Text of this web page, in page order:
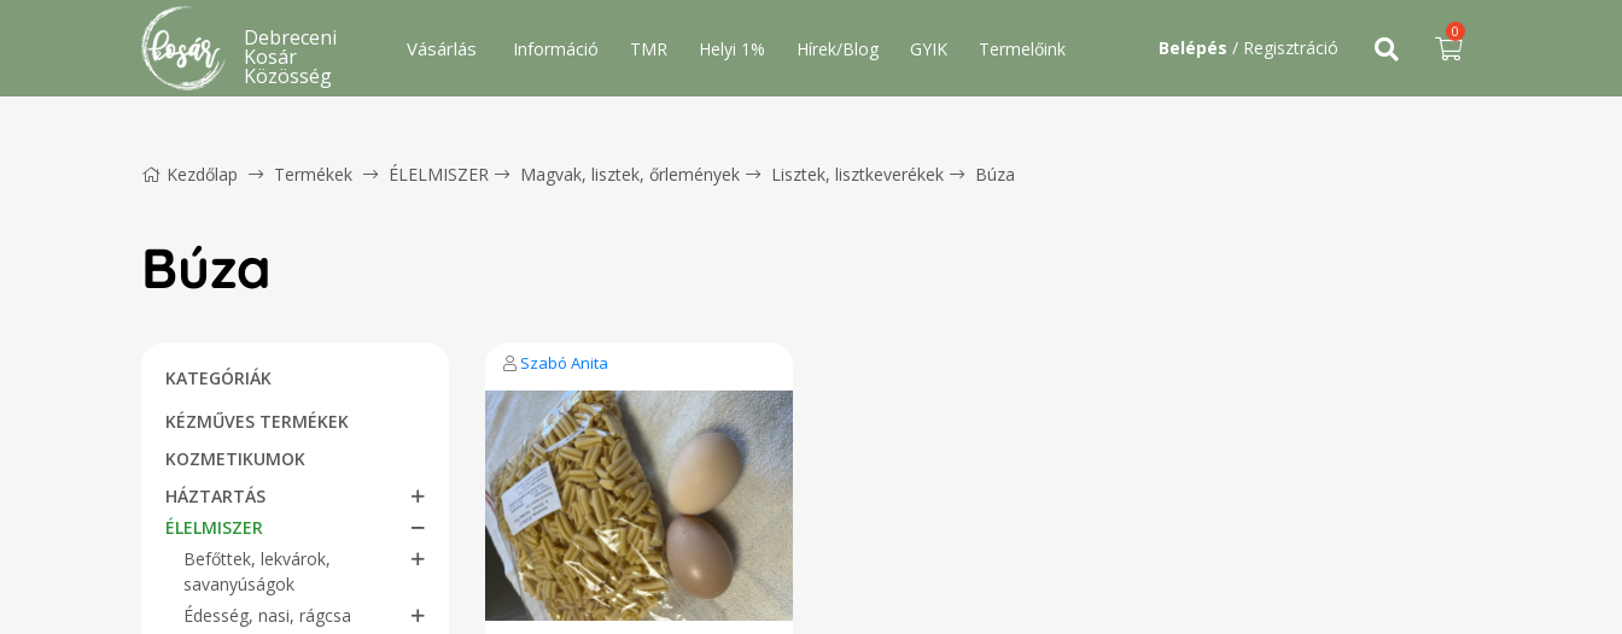
Debreceni
Kosár
Közösség
Vásárlás Információ TMR Helyi 1% Hírek/Blog GYIK Termelőink Belépés / Regisztráció
0
Kezdőlap Termékek ÉLELMISZER Magvak, lisztek, őrlemények Lisztek, lisztkeverékek Búza
Búza
KATEGÓRIÁK
KÉZMŰVES TERMÉKEK
KOZMETIKUMOK
HÁZTARTÁS
ÉLELMISZER
Befőttek, lekvárok,
savanyúságok
Édesség, nasi, rágcsa
Szabó Anita